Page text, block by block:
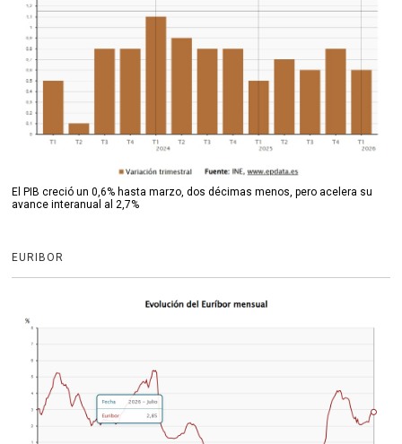
El PIB creció un 0,6% hasta marzo, dos décimas menos, pero acelera su
avance interanual al 2,7%
EURIBOR